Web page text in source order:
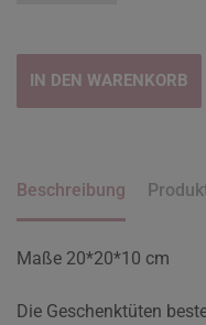
IN DEN WARENKORB
Beschreibung
Maße 20*20*10 cm
Die Geschenktüten